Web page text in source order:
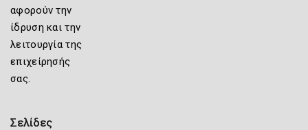
αφορούν την
ίδρυση και την
λειτουργία της
επιχείρησής
σας.
Σελίδες